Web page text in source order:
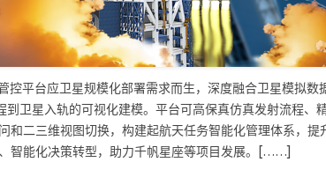
控平台应卫星规模化部署需求而生，深度融合卫星模拟数据
到卫星入轨的可视化建模。平台可高保真仿真发射流程、
和二三维视图切换，构建起航天任务智能化管理体系，提
智能化决策转型，助力千帆星座等项目发展。[……]